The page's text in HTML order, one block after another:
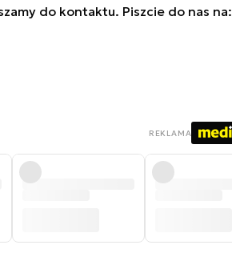
do kontaktu. Piszcie do nas na:
REKLAMA